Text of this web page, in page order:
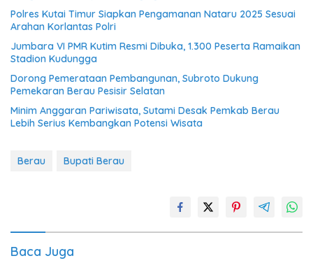
Polres Kutai Timur Siapkan Pengamanan Nataru 2025 Sesuai
Arahan Korlantas Polri
Jumbara VI PMR Kutim Resmi Dibuka, 1.300 Peserta Ramaikan
Stadion Kudungga
Dorong Pemerataan Pembangunan, Subroto Dukung
Pemekaran Berau Pesisir Selatan
Minim Anggaran Pariwisata, Sutami Desak Pemkab Berau
Lebih Serius Kembangkan Potensi Wisata
Berau Bupati Berau
Baca Juga